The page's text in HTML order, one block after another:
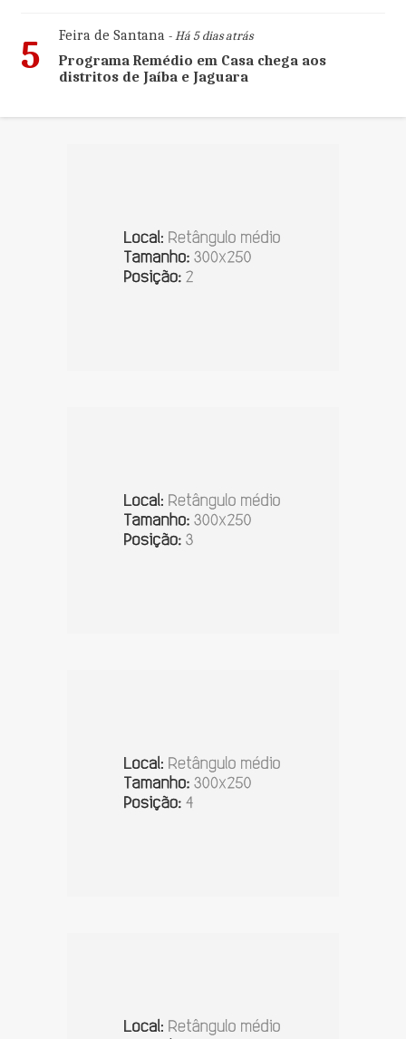
5 Feira de Santana- Há 5 dias atrás
Programa Remédio em Casa chega aos
distritos de Jaíba e Jaguara